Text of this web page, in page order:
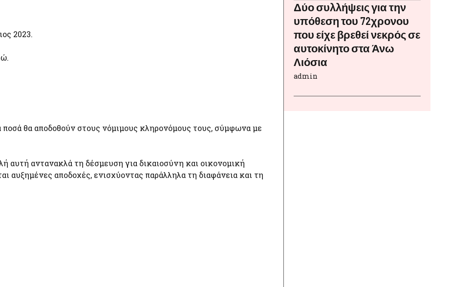
2023.
ποσά θα αποδοθούν στους νόμιμους κληρονόμους τους, σύμφωνα με
αυτή αντανακλά τη δέσμευση για δικαιοσύνη και οικονομική
αυξημένες αποδοχές, ενισχύοντας παράλληλα τη διαφάνεια και τη
Δύο συλλήψεις για την
υπόθεση του 72χρονου
που είχε βρεθεί νεκρός σε
αυτοκίνητο στα Άνω
Λιόσια
admin